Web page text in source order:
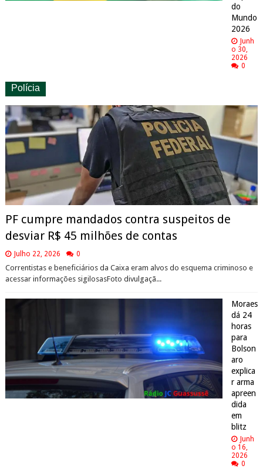
do
Mundo
2026
Junh
o 30,
2026
0
Polícia
PF cumpre mandados contra suspeitos de
desviar R$ 45 milhões de contas
Julho 22, 2026 0
Correntistas e beneficiários da Caixa eram alvos do esquema criminoso e
acessar informações sigilosasFoto divulgaçã...
Moraes
dá 24
horas
para
Bolson
aro
explica
r arma
apreen
dida
em
blitz
Junh
o 16,
2026
0